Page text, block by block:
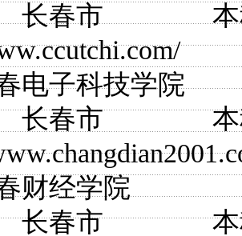
长春
电子科技学院
长春
财经学院
长春